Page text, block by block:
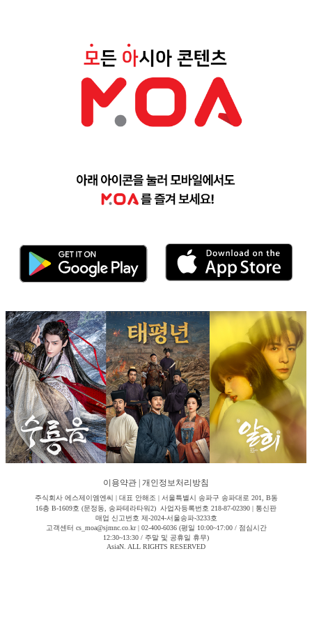
이용약관 개인정보처리방침
주식회사 에스제이엠엔씨 | 대표 안해조 | 서울특별시 송파구 송파대로 201, B동
16층 B-1609호 (문정동, 송파테라타워2) 사업자등록번호 218-87-02390 | 통신판
매업 신고번호 제-2024-서울송파-3233호
고객센터 cs_moa@sjmnc.co.kr | 02-400-6036 (평일 10:00~17:00 / 점심시간
12:30~13:30 / 주말 및 공휴일 휴무)
AsiaN. ALL RIGHTS RESERVED